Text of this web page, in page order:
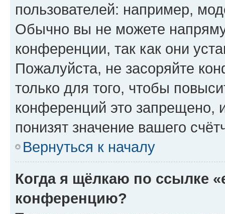
пользователей: например,
Обычно вы не можете
конференции, так как они
Пожалуйста, не засоряйте
только для того, чтобы
конференций это запрещено,
понизят значение вашего
Вернуться к началу
Когда я щёлкаю по ссылке
конференцию?